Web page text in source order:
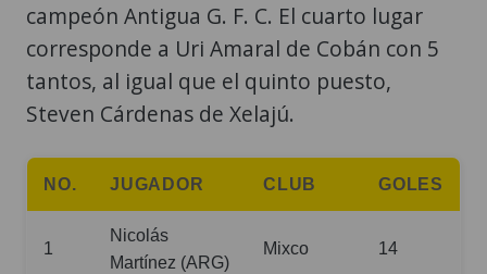
campeón Antigua G. F. C. El cuarto lugar
corresponde a Uri Amaral de Cobán con 5
tantos, al igual que el quinto puesto,
Steven Cárdenas de Xelajú.
NO. JUGADOR CLUB GOLES
1
Nicolás
Martínez (ARG)
Mixco 14